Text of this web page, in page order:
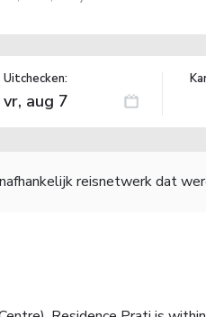
Uitchecken:
reisnetwerk dat